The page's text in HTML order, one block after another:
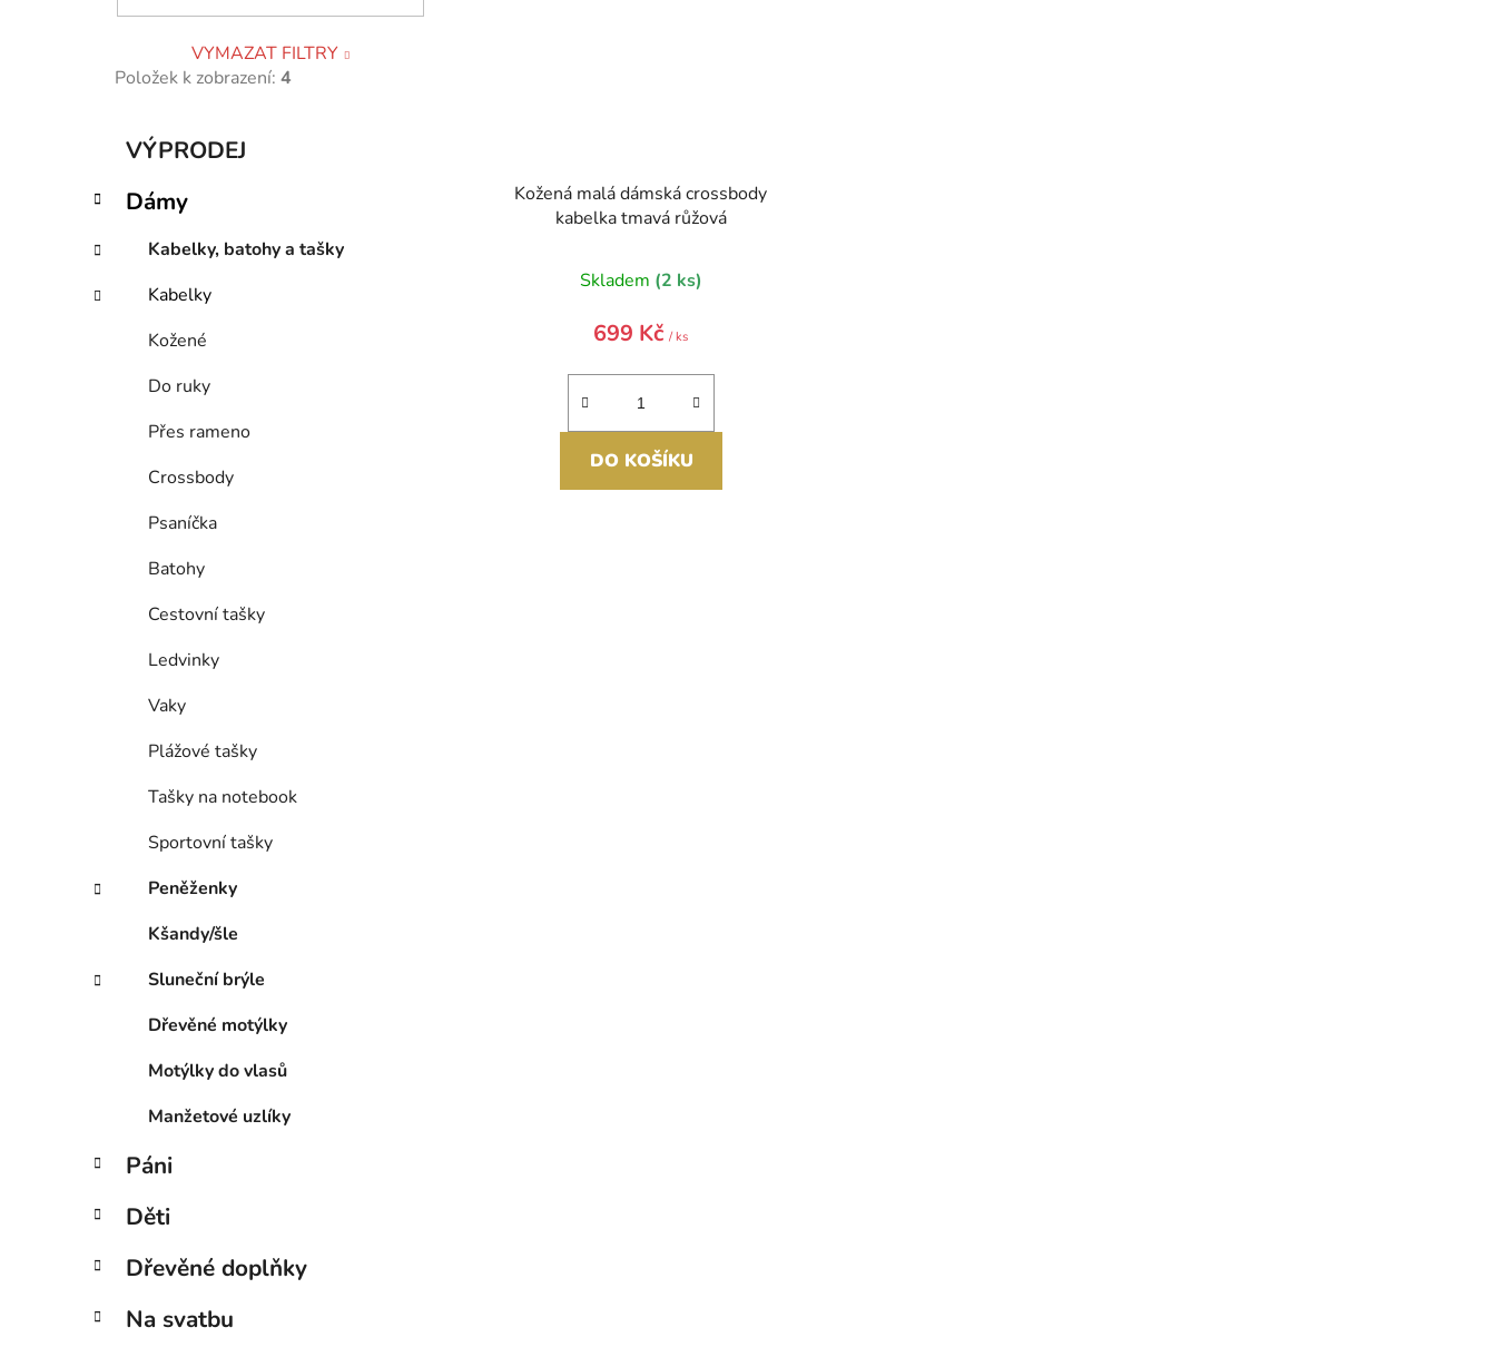
VYMAZAT FILTRY
Položek k zobrazení: 4
Přeskočit
kategorie
e
o
i
VÝPRODEJ
Dámy
Kabelky, batohy a tašky
Kabelky
Kožené
Do ruky
Přes rameno
Crossbody
Psaníčka
Batohy
Cestovní tašky
Ledvinky
Vaky
Plážové tašky
Tašky na notebook
Sportovní tašky
Peněženky
Kšandy/šle
Sluneční brýle
Dřevěné motýlky
Motýlky do vlasů
Manžetové uzlíky
Páni
Děti
Dřevěné doplňky
Na svatbu
Kožená malá dámská crossbody
kabelka tmavá růžová
Skladem (2 ks)
699 Kč/ ks
DO KOŠÍKU